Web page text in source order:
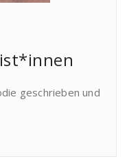
geschrieben und